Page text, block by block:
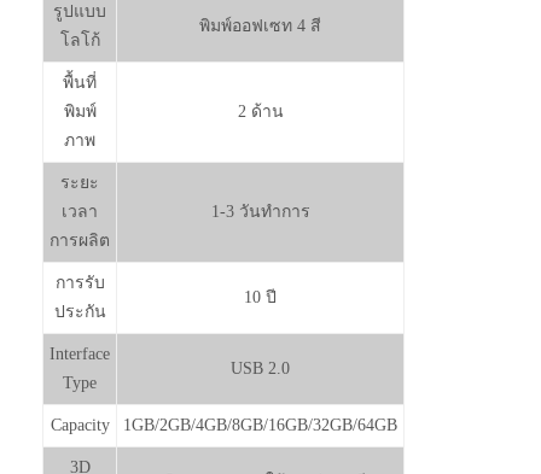
รูปแบบ
โลโก้
พิมพ์ออฟเซท 4 สี
พื้นที่
พิมพ์
ภาพ
2 ด้าน
ระยะ
เวลา
การผลิต
1-3 วันทำการ
การรับ
ประกัน
10 ปี
Interface
Type
USB 2.0
Capacity 1GB/2GB/4GB/8GB/16GB/32GB/64GB
3D